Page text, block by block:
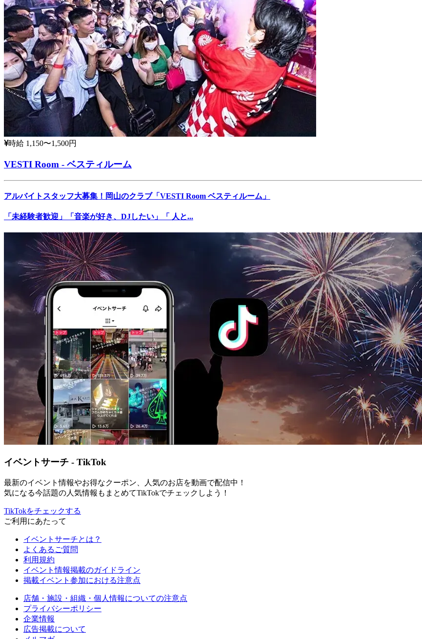
時給 1,150〜1,500円
VESTI Room - ベスティルーム
アルバイトスタッフ大募集！岡山のクラブ「VESTI Room ベスティルーム」
「未経験者歓迎」「音楽が好き、DJしたい」「 人と...
イベントサーチ - TikTok
最新のイベント情報やお得なクーポン、人気のお店を動画で配信中！
気になる今話題の人気情報もまとめてTikTokでチェックしよう！
TikTokをチェックする
ご利用にあたって
イベントサーチとは？
よくあるご質問
利用規約
イベント情報掲載のガイドライン
掲載イベント参加における注意点
店舗・施設・組織・個人情報についての注意点
プライバシーポリシー
企業情報
広告掲載について